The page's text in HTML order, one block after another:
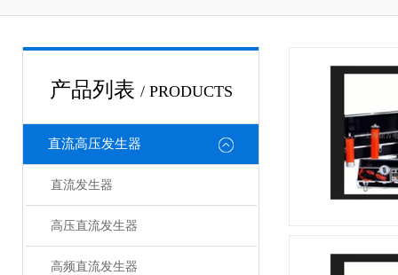
产品列表 / PRODUCTS
直流高压发生器
直流发生器
高压直流发生器
高频直流发生器